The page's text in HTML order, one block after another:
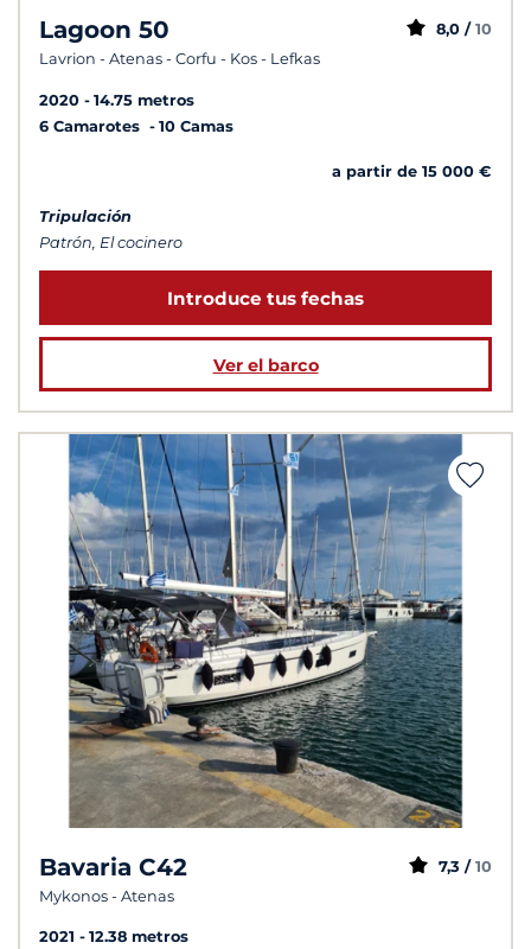
Lagoon 50
Lavrion - Atenas - Corfu - Kos - Lefkas
8,0 / 10
2020
14.75 metros
6 Camarotes
10 Camas
a partir de 15 000 €
Tripulación
Patrón, El cocinero
Introduce tus fechas
Ver el barco
Bavaria C42
Mykonos - Atenas
7,3 / 10
2021
12.38 metros